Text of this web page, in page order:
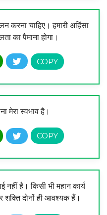
करना चाहिए। हमारी अहिंसा
का पैमाना होगा।
मेरा स्वभाव है।
नहीं है। किसी भी महान कार्य
शक्ति दोनों ही आवश्यक हैं।